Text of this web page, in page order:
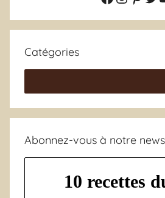
Catégories
Abonnez-vous à notre
10 recettes